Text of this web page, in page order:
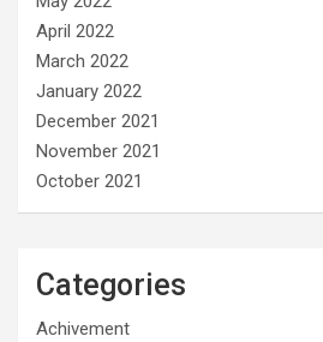
April 2022
March 2022
January 2022
December 2021
November 2021
October 2021
Categories
Achivement